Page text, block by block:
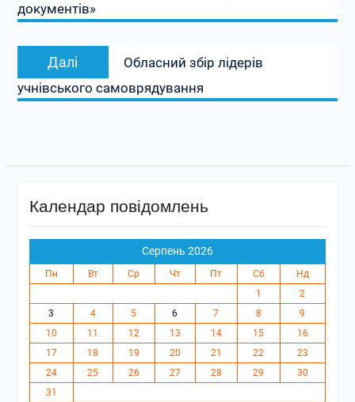
документів»
Далі
Наступний
запис:
Обласний збір лідерів
учнівського самоврядування
Календар повідомлень
Серпень 2026
Пн Вт Ср Чт Пт Сб
Нд
1
2
3
4 5 6 7 8
9
10
11 12 13 14 15
16
17
18 19 20 21 22
23
24
25 26 27 28 29
30
31